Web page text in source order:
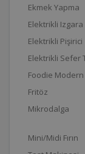
Ekmek Yapma
Elektrikli Izgara
Elektrikli Pişirici
Elektrikli Sefer
Foodie Modern
Fritöz
Mikrodalga
Mini/Midi Fırın